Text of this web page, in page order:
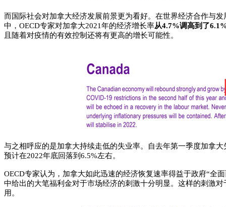
而国际社会对加拿大经济发展前景更为看好。在世界经济合作与
中，OECD专家对加拿大2021年的经济增长率从4.7%调高到了
且随着对疫情的有效控制还将有更高的增长可能性。
与之相呼应的是加拿大持续走低的失业率。自去年第一季度加拿
预计在2022年底回落到6.5%左右。
OECD专家认为，加拿大如此迅速的经济恢复速率得益于政府“全
中给出的大笔福利金对于市场经济的刺激十分明显。这样的刺激
用。